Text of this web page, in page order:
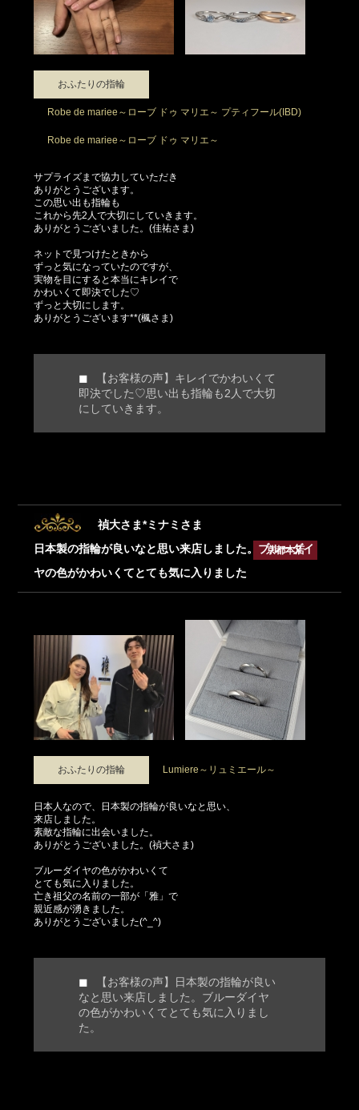
おふたりの指輪
Robe de mariee～ローブ ドゥ マリエ～ プティフール(IBD)
Robe de mariee～ローブ ドゥ マリエ～
サプライズまで協力していただき
ありがとうございます。
この思い出も指輪も
これから先2人で大切にしていきます。
ありがとうございました。(佳祐さま)
ネットで見つけたときから
ずっと気になっていたのですが、
実物を目にすると本当にキレイで
かわいくて即決でした♡
ずっと大切にします。
ありがとうございます**(楓さま)
【お客様の声】キレイでかわいくて
即決でした♡思い出も指輪も2人で大切
にしていきます。
禎大さま*ミナミさま
日本製の指輪が良いなと思い来店しました。ブルーダイ
ヤの色がかわいくてとても気に入りました
京都本店
おふたりの指輪 Lumiere～リュミエール～
日本人なので、日本製の指輪が良いなと思い、
来店しました。
素敵な指輪に出会いました。
ありがとうございました。(禎大さま)
ブルーダイヤの色がかわいくて
とても気に入りました。
亡き祖父の名前の一部が「雅」で
親近感が湧きました。
ありがとうございました(^_^)
【お客様の声】日本製の指輪が良い
なと思い来店しました。ブルーダイヤ
の色がかわいくてとても気に入りまし
た。